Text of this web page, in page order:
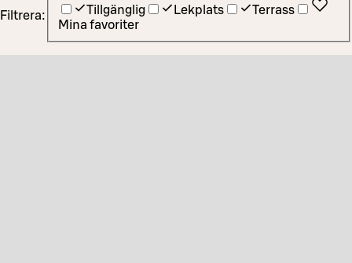
Filtrera: Tillgänglig Lekplats
Terrass
Mina favoriter